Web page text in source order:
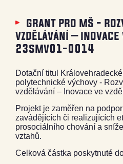
grant pro mš -
vzdělávání – inovace
23smv01-0014
Dotační titul
polytechnické výchovy -
vzdělávání – Inovace ve
Projekt je zaměřen na
zavádějících či realizujících
prosociálního chování a
vztahů.
Celková částka poskytnuté